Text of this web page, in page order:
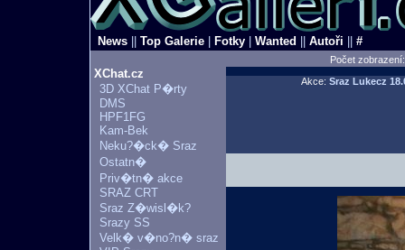
News Top Galerie Fotky Wanted Autoři #
Počet
XChat.cz
3D XChat P�rty
DMS
HPF1FG
Kam-Bek
Neku?�ck� Sraz
Ostatn�
Priv�tn� akce
SRAZ CRT
Sraz Z�wisl�k?
Srazy SS
Velk� v�no?n� sraz
Akce: Sraz Lukecz